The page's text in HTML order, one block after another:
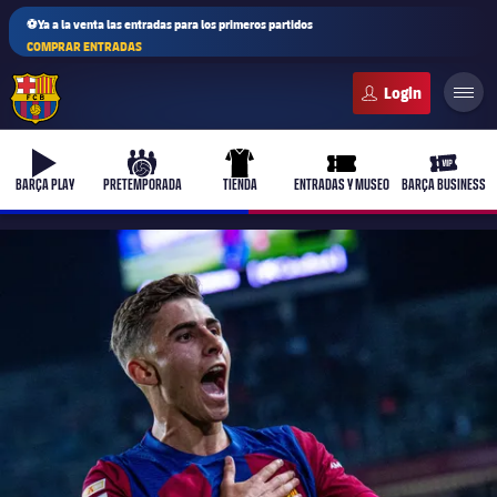
⚽Ya a la venta las entradas para los primeros partidos
COMPRAR ENTRADAS
b-play
BARÇA PLAY
culers-ball
PRETEMPORADA
uniform
TIENDA
ticket-full
ENTRADAS Y MUSEO
ticket-
BARÇA BUSINESS
PLUSICON
Primer equipo
Femenino
plusicon
Actualidad
Barça Atlètic
plusicon
más